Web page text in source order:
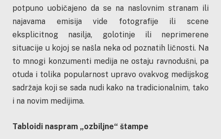
potpuno uobičajeno da se na naslovnim stranam ili
najavama emisija vide fotografije ili scene
eksplicitnog nasilja, golotinje ili neprimerene
situacije u kojoj se našla neka od poznatih ličnosti. Na
to mnogi konzumenti medija ne ostaju ravnodušni, pa
otuda i tolika popularnost upravo ovakvog medijskog
sadržaja koji se sada nudi kako na tradicionalnim, tako
i na novim medijima.
Tabloidi naspram „ozbiljne“ štampe